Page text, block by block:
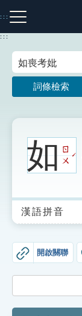
到
主
:::
注音索引圖示
生字詞彙表
成語故事
索引選單
:::
詞條檢索
如ㄖ
ㄨ
ˊ
漢語拼音
開啟關聯